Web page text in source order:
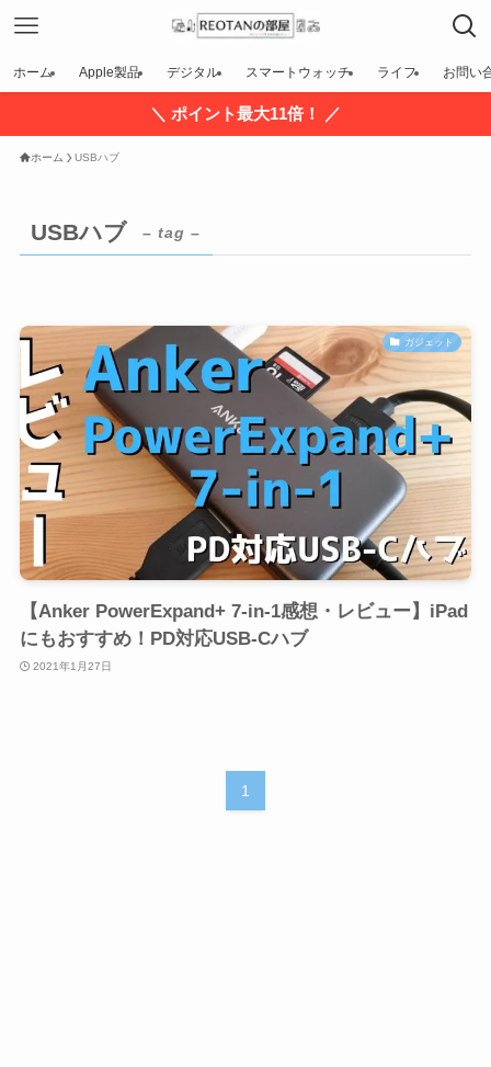
ホーム Apple製品 デジタル スマートウォッチ ライフ お問い
＼ ポイント最大11倍！ ／
ホーム USBハブ
USBハブ – tag –
ガジェット
【Anker PowerExpand+ 7-in-1感想・レビュー】iPad
にもおすすめ！PD対応USB-Cハブ
2021年1月27日
1